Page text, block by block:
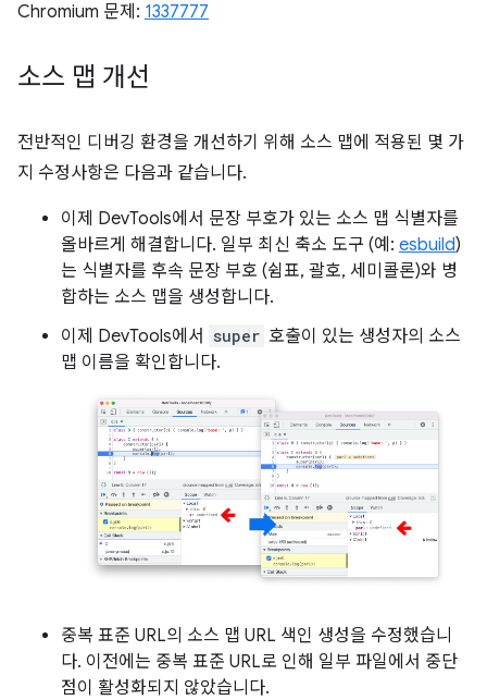
Chromium 문제: 1337777
소스 맵 개선
전반적인 디버깅 환경을 개선하기 위해 소스 맵에 적용된 몇 가
지 수정사항은 다음과 같습니다.
이제 DevTools에서 문장 부호가 있는 소스 맵 식별자를
올바르게 해결합니다. 일부 최신 축소 도구 (예: esbuild)
는 식별자를 후속 문장 부호 (쉼표, 괄호, 세미콜론)와 병
합하는 소스 맵을 생성합니다.
이제 DevTools에서
super 호출이 있는 생성자의 소스
맵 이름을 확인합니다.
중복 표준 URL의 소스 맵 URL 색인 생성을 수정했습니
다. 이전에는 중복 표준 URL로 인해 일부 파일에서 중단
점이 활성화되지 않았습니다.